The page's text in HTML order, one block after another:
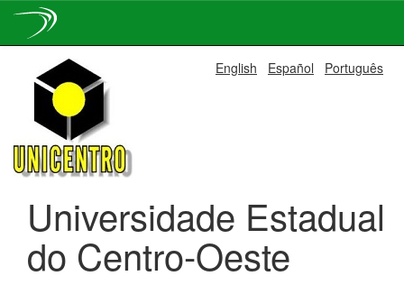
navigation
English Español Português
Universidade Estadual
do Centro-Oeste